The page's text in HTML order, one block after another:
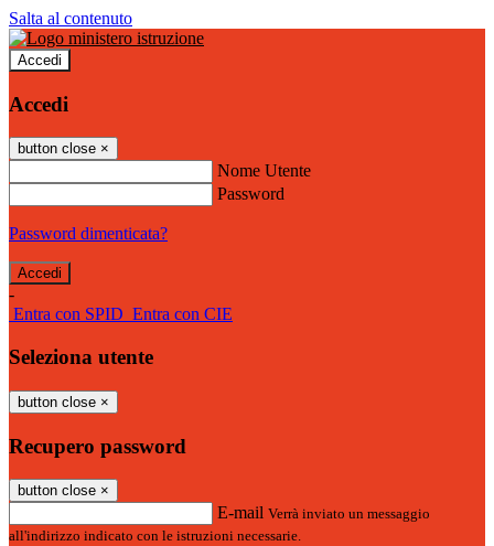
Salta al contenuto
Accedi
Accedi
button close ×
Nome Utente
Password
Password dimenticata?
-
Entra con SPID Entra con CIE
Seleziona utente
button close ×
Recupero password
button close ×
E-mail Verrà inviato un messaggio
all'indirizzo indicato con le istruzioni necessarie.